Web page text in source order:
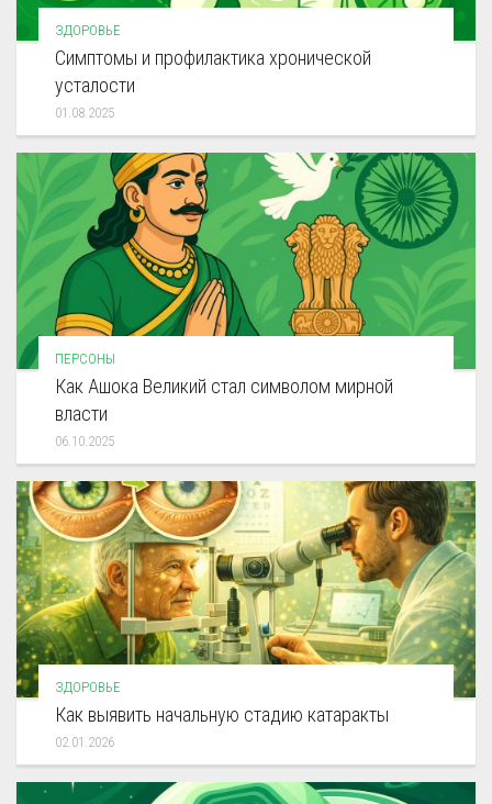
ЗДОРОВЬЕ
Симптомы и профилактика хронической
усталости
01.08.2025
ПЕРСОНЫ
Как Ашока Великий стал символом мирной
власти
06.10.2025
ЗДОРОВЬЕ
Как выявить начальную стадию катаракты
02.01.2026